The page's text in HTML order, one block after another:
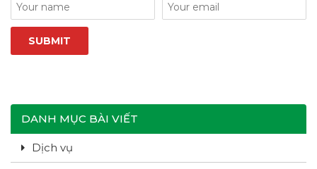
DANH MỤC BÀI VIẾT
Dịch vụ